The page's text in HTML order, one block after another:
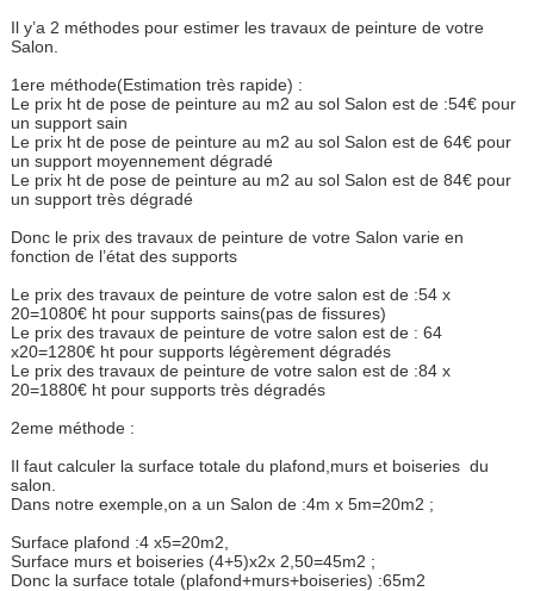
Il y’a 2 méthodes pour estimer les travaux de peinture de votre
Salon.
1ere méthode(Estimation très rapide) :
Le prix ht de pose de peinture au m2 au sol Salon est de :54€ pour
un support sain
Le prix ht de pose de peinture au m2 au sol Salon est de 64€ pour
un support moyennement dégradé
Le prix ht de pose de peinture au m2 au sol Salon est de 84€ pour
un support très dégradé
Donc le prix des travaux de peinture de votre Salon varie en
fonction de l’état des supports
Le prix des travaux de peinture de votre salon est de :54 x
20=1080€ ht pour supports sains(pas de fissures)
Le prix des travaux de peinture de votre salon est de : 64
x20=1280€ ht pour supports légèrement dégradés
Le prix des travaux de peinture de votre salon est de :84 x
20=1880€ ht pour supports très dégradés
2eme méthode :
Il faut calculer la surface totale du plafond,murs et boiseries du
salon.
Dans notre exemple,on a un Salon de :4m x 5m=20m2 ;
Surface plafond :4 x5=20m2,
Surface murs et boiseries (4+5)x2x 2,50=45m2 ;
Donc la surface totale (plafond+murs+boiseries) :65m2